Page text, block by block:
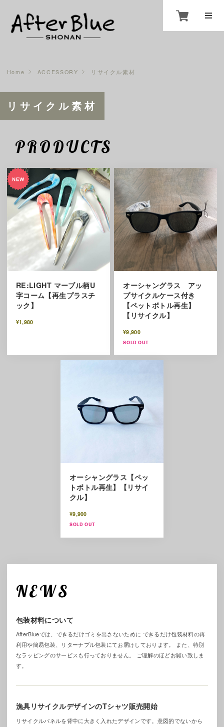
Home ACCESSORY リサイクル素材
リサイクル素材
PRODUCTS
RE:LIGHT マーブル柄U
字コーム【再生プラスチ
ック】
¥1,980
オーシャングラス アッ
プサイクルケース付き
【ペットボトル再生】
【リサイクル】
¥9,900
SOLD OUT
オーシャングラス【ペッ
トボトル再生】【リサイ
クル】
¥9,900
SOLD OUT
NEWS
包装材料について
AfterBlueでは、できるだけゴミを出さないために できるだけ包装材料の再
利用や簡易包装、リターナブル包装にてお届けしております。 また、特別
なラッピングのサービスも行っておりません。 ご理解のほどお願い致しま
す。
漁具リサイクルデザインのTシャツ販売開始
リサイクルパネルを背中に大きく入れたデザインです。意図的でないから